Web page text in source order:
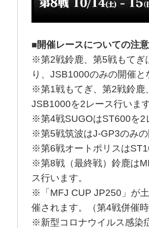
■開催レースについての注意
※第2戦鈴鹿、第5戦もてぎ
り、JSB1000のみの開催と
※第1戦もてぎ、第2戦鈴鹿
JSB1000を2レース行いま
※第4戦SUGOはST600を2
※第5戦筑波はJ-GP3のみ
※第6戦オートポリスは
※第8戦（最終戦）鈴鹿は
ス行います。
※「MFJ CUP JP250」が
催されます。（第4戦併催
※新型コロナウイルス感染